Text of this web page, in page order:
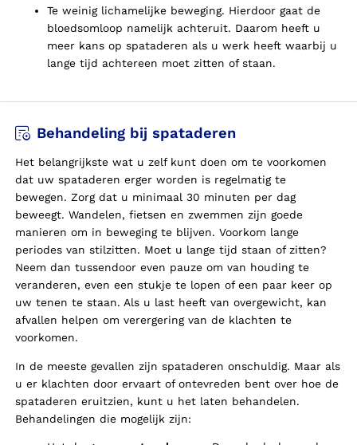
Te weinig lichamelijke beweging. Hierdoor gaat de
bloedsomloop namelijk achteruit. Daarom heeft u
meer kans op spataderen als u werk heeft waarbij u
lange tijd achtereen moet zitten of staan.
Behandeling bij spataderen
Het belangrijkste wat u zelf kunt doen om te voorkomen
dat uw spataderen erger worden is regelmatig te
bewegen. Zorg dat u minimaal 30 minuten per dag
beweegt. Wandelen, fietsen en zwemmen zijn goede
manieren om in beweging te blijven. Voorkom lange
periodes van stilzitten. Moet u lange tijd staan of zitten?
Neem dan tussendoor even pauze om van houding te
veranderen, even een stukje te lopen of een paar keer op
uw tenen te staan. Als u last heeft van overgewicht, kan
afvallen helpen om verergering van de klachten te
voorkomen.
In de meeste gevallen zijn spataderen onschuldig. Maar als
u er klachten door ervaart of ontevreden bent over hoe de
spataderen eruitzien, kunt u het laten behandelen.
Behandelingen die mogelijk zijn: